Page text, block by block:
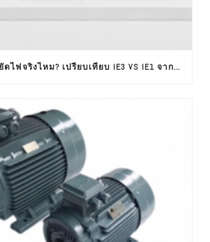
มอเตอร์ IE3 ประหยัดไฟจริงไหม? เปรียบเทียบ IE3 VS IE1 จากผลทดสอบใช้งานจริง